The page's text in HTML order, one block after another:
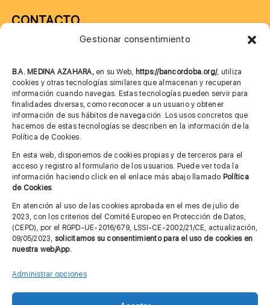
Gestionar consentimiento
B.A. MEDINA AZAHARA, en su Web, https://bancordoba.org/, utiliza
cookies y otras tecnologías similares que almacenan y recuperan
información cuando navegas. Estas tecnologías pueden servir para
finalidades diversas, como reconocer a un usuario y obtener
información de sus hábitos de navegación. Los usos concretos que
hacemos de estas tecnologías se describen en la información de la
Política de Cookies.
En esta web, disponemos de cookies propias y de terceros para el
acceso y registro al formulario de los usuarios. Puede ver toda la
información haciendo click en el enlace más abajo llamado Política
de Cookies.
En atención al uso de las cookies aprobada en el mes de julio de
2023, con los criterios del Comité Europeo en Protección de Datos,
(CEPD), por el RGPD-UE-2016/679, LSSI-CE-2002/21/CE, actualización,
09/05/2023, solicitamos su consentimiento para el uso de cookies en
nuestra web/App.
Administrar opciones
CONTACTO
685 901 226
MÁS INFORMACIÓN
Aviso legal
Política de privacidad
Cita previa FAGA